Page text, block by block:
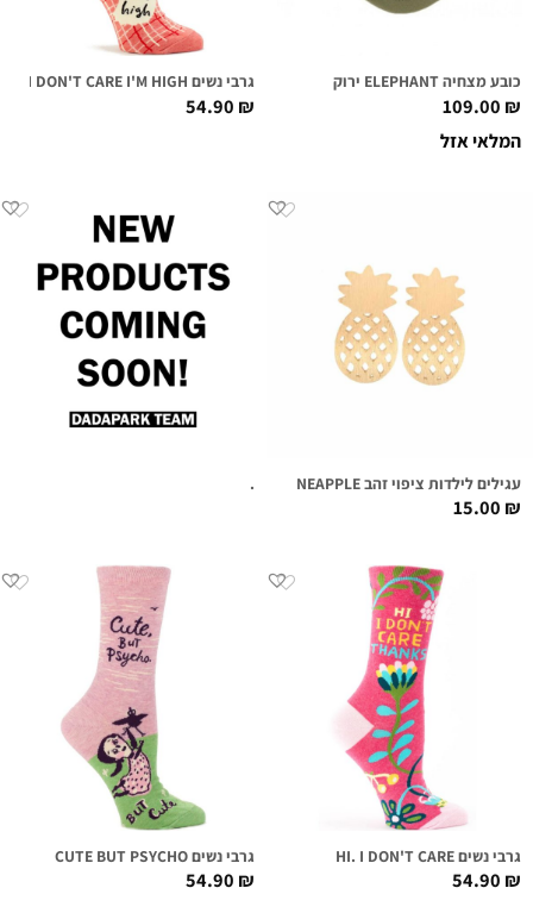
כובע מצחיה ELEPHANT ירוק
109.00₪
המלאי אזל
גרבי נשים I DON'T CARE I'M HIGH
54.90₪
עגילים לילדות ציפוי זהב BRUSHED PINEAPPLE
15.00₪
גרבי נשים HI. I DON'T CARE
54.90₪
גרבי נשים CUTE BUT PSYCHO
54.90₪